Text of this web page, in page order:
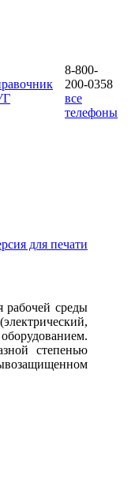
8-800-
200-0358
все
телефоны
для печати
рабочей среды
степенью